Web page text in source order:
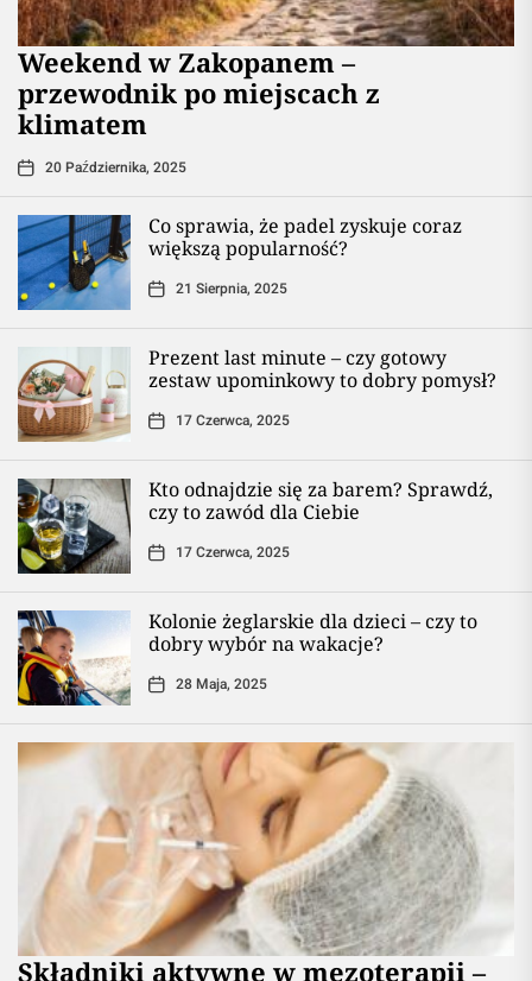
Weekend w Zakopanem –
przewodnik po miejscach z
klimatem
20 Października, 2025
Co sprawia, że padel zyskuje coraz
większą popularność?
21 Sierpnia, 2025
Prezent last minute – czy gotowy
zestaw upominkowy to dobry pomysł?
17 Czerwca, 2025
Kto odnajdzie się za barem? Sprawdź,
czy to zawód dla Ciebie
17 Czerwca, 2025
Kolonie żeglarskie dla dzieci – czy to
dobry wybór na wakacje?
28 Maja, 2025
Składniki aktywne w mezoterapii –